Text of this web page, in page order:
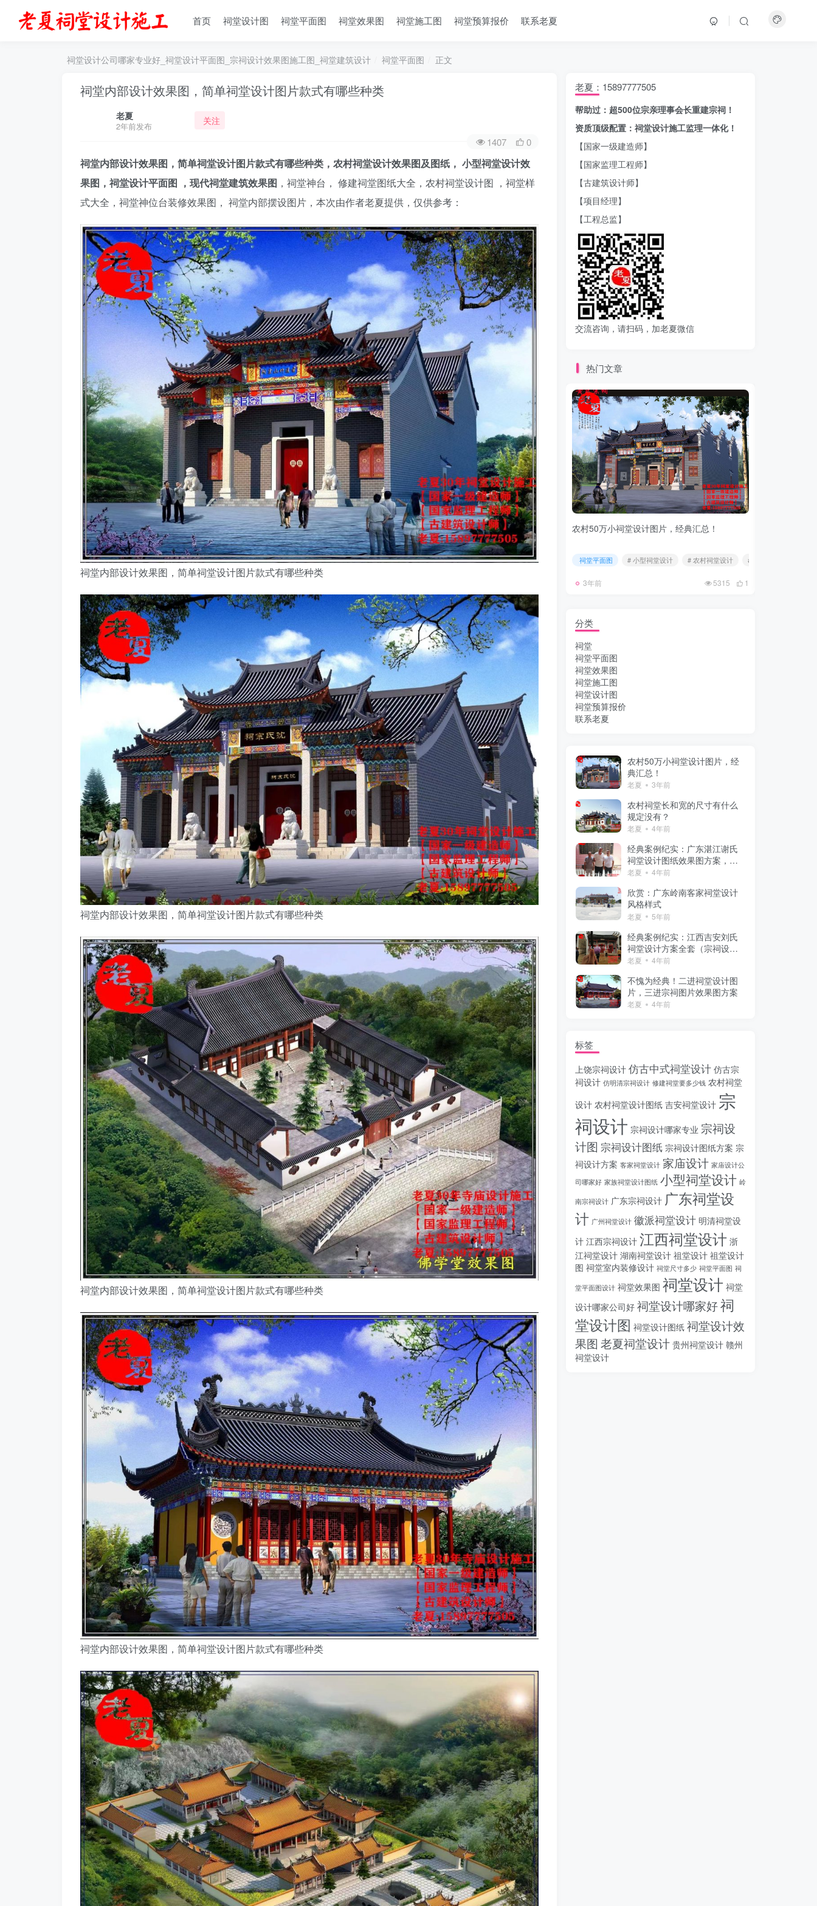
首页 祠堂设计图 祠堂平面图 祠堂效果图 祠堂施工图 祠堂预算报价 联系老夏
祠堂设计公司哪家专业好_祠堂设计平面图_宗祠设计效果图施工图_祠堂建筑设计 祠堂平面图 正文
祠堂内部设计效果图，简单祠堂设计图片款式有哪些种类
老夏
2年前发布 关注
1407 0
祠堂内部设计效果图，简单祠堂设计图片款式有哪些种类，农村祠堂设计效果图及图纸， 小型祠堂设计效
果图，祠堂设计平面图 ，现代祠堂建筑效果图 ，祠堂神台， 修建祠堂图纸大全，农村祠堂设计图 ，祠堂样
式大全，祠堂神位台装修效果图， 祠堂内部摆设图片，本次由作者老夏提供，仅供参考：
祠堂内部设计效果图，简单祠堂设计图片款式有哪些种类
祠堂内部设计效果图，简单祠堂设计图片款式有哪些种类
祠堂内部设计效果图，简单祠堂设计图片款式有哪些种类
祠堂内部设计效果图，简单祠堂设计图片款式有哪些种类
老夏：15897777505
帮助过：超500位宗亲理事会长重建宗祠！
资质顶级配置：祠堂设计施工监理一体化！
【国家一级建造师】
【国家监理工程师】
【古建筑设计师】
【项目经理】
【工程总监】
交流咨询，请扫码，加老夏微信
热门文章
农村50万小祠堂设计图片，经典汇总！
祠堂平面图 # 小型祠堂设计 # 农村祠堂设计 # 二进祠堂设计
3年前 5315 1
分类
祠堂
祠堂平面图
祠堂效果图
祠堂施工图
祠堂设计图
祠堂预算报价
联系老夏
农村50万小祠堂设计图片，经
典汇总！
老夏 3年前
农村祠堂长和宽的尺寸有什么
规定没有？
老夏 4年前
经典案例纪实：广东湛江谢氏
祠堂设计图纸效果图方案，占
地4800平米，岭南客家风格！
老夏 4年前
欣赏：广东岭南客家祠堂设计
风格样式
老夏 5年前
经典案例纪实：江西吉安刘氏
祠堂设计方案全套（宗祠设计
施工图效果图纸），两进徽派
老夏 4年前
不愧为经典！二进祠堂设计图
片，三进宗祠图片效果图方案
老夏 4年前
标签
上饶宗祠设计仿古中式祠堂设计仿古宗
祠设计 仿明清宗祠设计 修建祠堂要多少钱 农村祠堂
设计 农村祠堂设计图纸吉安祠堂设计 宗
祠设计 宗祠设计哪家专业 宗祠设
计图 宗祠设计图纸 宗祠设计图纸方案 宗
祠设计方案 客家祠堂设计 家庙设计 家庙设计公
司哪家好 家族祠堂设计图纸 小型祠堂设计 岭
南宗祠设计 广东宗祠设计 广东祠堂设
计 广州祠堂设计 徽派祠堂设计 明清祠堂设
计江西宗祠设计江西祠堂设计浙
江祠堂设计湖南祠堂设计祖堂设计祖堂设计
图 祠堂室内装修设计 祠堂尺寸多少 祠堂平面图 祠
堂平面图设计 祠堂效果图 祠堂设计祠堂
设计哪家公司好祠堂设计哪家好祠
堂设计图 祠堂设计图纸祠堂设计效
果图 老夏祠堂设计贵州祠堂设计赣州
祠堂设计